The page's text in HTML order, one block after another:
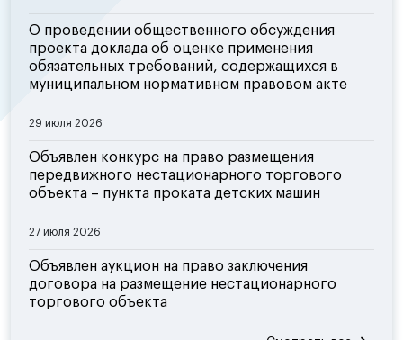
О проведении общественного обсуждения
проекта доклада об оценке применения
обязательных требований, содержащихся в
муниципальном нормативном правовом акте
29 июля 2026
Объявлен конкурс на право размещения
передвижного нестационарного торгового
объекта – пункта проката детских машин
27 июля 2026
Объявлен аукцион на право заключения
договора на размещение нестационарного
торгового объекта